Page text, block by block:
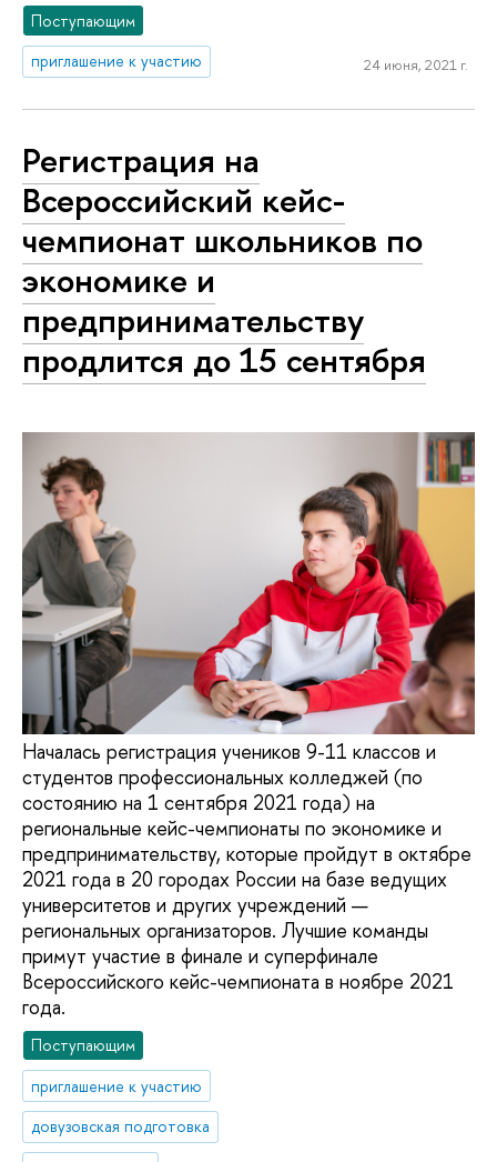
Поступающим
приглашение к участию
24 июня, 2021 г.
Регистрация на
Всероссийский кейс-
чемпионат школьников по
экономике и
предпринимательству
продлится до 15 сентября
Началась регистрация учеников 9-11 классов и
студентов профессиональных колледжей (по
состоянию на 1 сентября 2021 года) на
региональные кейс-чемпионаты по экономике и
предпринимательству, которые пройдут в октябре
2021 года в 20 городах России на базе ведущих
университетов и других учреждений —
региональных организаторов. Лучшие команды
примут участие в финале и суперфинале
Всероссийского кейс-чемпионата в ноябре 2021
года.
Поступающим
приглашение к участию
довузовская подготовка